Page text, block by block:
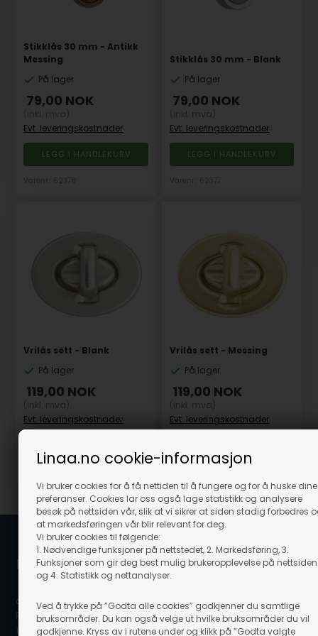
Linaa.no cookie-informasjon
Vi bruker cookies for å få nettiden til å fungere og for å huske dine
preferanser. Cookies lar oss også lage statistikk og analysere
besøk på nettsiden vår, slik at vi sikrer at siden stadig forbedres
at markedsføringen vår blir relevant for deg.
Vi bruker cookies til følgende:
1. Nødvendige funksjoner på nettstedet, 2. Markedsføring, 3.
Funksjoner som gir deg best mulig brukeropplevelse på nettsiden
og 4. Statistikk og nettanalyser.
Ved å trykke på ”Godta alle cookies” godkjenner du samtlige
bruksområder. Du kan også velge ut hvilke bruksområder du vil
godkjenne. Kryss av i rutene under og klikk på ”Godta valgte
Stikklås 30 mm - Antikk
Messing
På lager
79,00 NOK
Evt. leveringskostnader
Stikklås 30 mm - Blank
På lager
79,00 NOK
Evt. leveringskostnader
Vrilås sett - Blank
På lager
119,00 NOK
Evt. leveringskostnader
Vrilås sett - Messing
På lager
119,00 NOK
Evt. leveringskostnader
Linå / Linaa.no
c/o Scanvisio AS
Postboks 80
1917 Ytre Enebakk